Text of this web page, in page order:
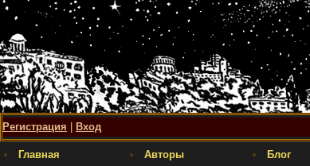
Регистрация Вход
Главная Авторы Блог